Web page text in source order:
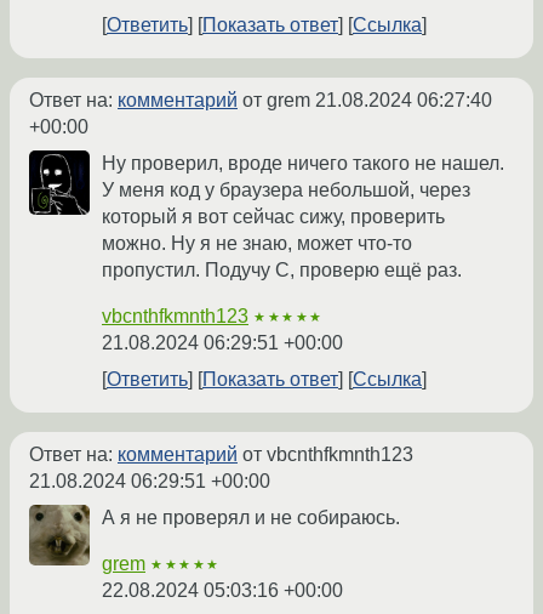
Ответить
Показать ответ Ссылка
Ответ на: комментарий от grem 21.08.2024 06:27:40
+00:00
Ну проверил, вроде ничего такого не нашел.
У меня код у браузера небольшой, через
который я вот сейчас сижу, проверить
можно. Ну я не знаю, может что-то
пропустил. Подучу С, проверю ещё раз.
vbcnthfkmnth123 ★★★★★
21.08.2024 06:29:51 +00:00
Ответить
Показать ответ Ссылка
Ответ на: комментарий от vbcnthfkmnth123
21.08.2024 06:29:51 +00:00
А я не проверял и не собираюсь.
grem ★★★★★
22.08.2024 05:03:16 +00:00